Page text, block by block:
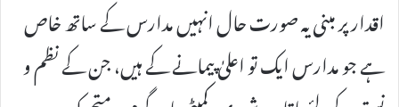
اقدار پر مبنی یہ صورت حال انہیں مدارس کے ساتھ خاص
ہے جو مدارس ایک تو اعلیٰ پیمانے کے ہیں، جن کے نظم و